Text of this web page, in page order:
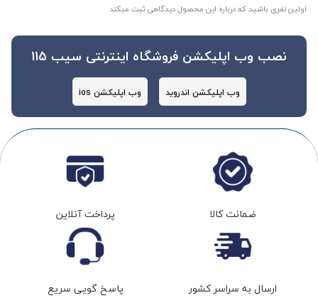
اولین نفری باشید که درباره این محصول دیدگاهی ثبت میکند
نصب وب اپلیکشن فروشگاه اینترنتی سیب 115
وب اپلیکشن اندروید وب اپلیکشن ios
ضمانت کالا پرداخت آنلاین
ارسال به سراسر کشور پاسخ گویی سریع